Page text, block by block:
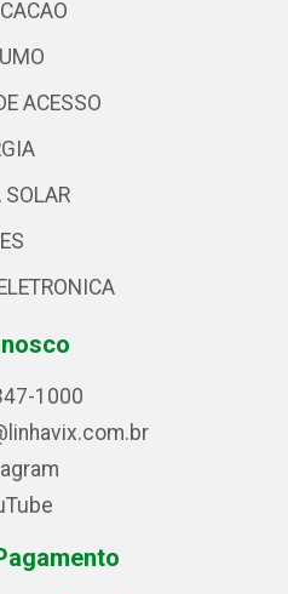
ACESSO
SOLAR
1000